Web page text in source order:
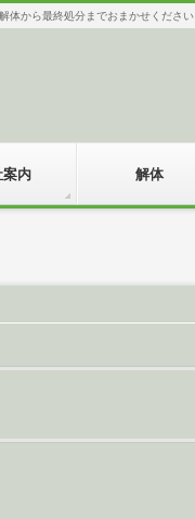
体から最終処分までおまかせください
案内 解体